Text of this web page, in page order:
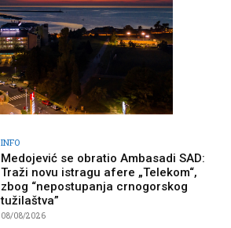
INFO
Medojević se obratio Ambasadi SAD:
Traži novu istragu afere „Telekom“,
zbog “nepostupanja crnogorskog
tužilaštva”
08/08/2026